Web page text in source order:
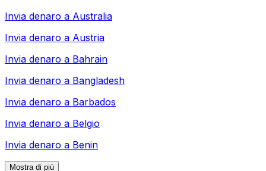
Invia denaro a Australia
Invia denaro a Austria
Invia denaro a Bahrain
Invia denaro a Bangladesh
Invia denaro a Barbados
Invia denaro a Belgio
Invia denaro a Benin
Mostra di più